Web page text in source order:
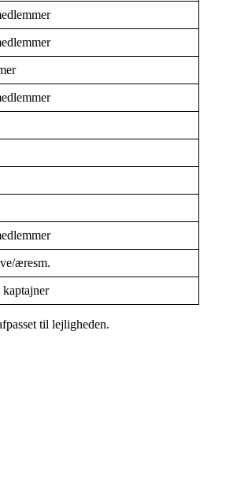
æresm.
til lejligheden.